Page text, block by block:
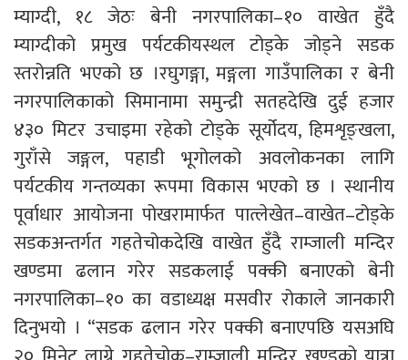
म्याग्दी, १८ जेठः बेनी नगरपालिका–१० वाखेत हुँदै
म्याग्दीको प्रमुख पर्यटकीयस्थल टोड्के जोड्ने सडक
स्तरोन्नति भएको छ ।रघुगङ्गा, मङ्गला गाउँपालिका र बेनी
नगरपालिकाको सिमानामा समुन्द्री सतहदेखि दुई हजार
४३० मिटर उचाइमा रहेको टोड्के सूर्योदय, हिमशृङ्खला,
गुराँसे जङ्गल, पहाडी भूगोलको अवलोकनका लागि
पर्यटकीय गन्तव्यका रूपमा विकास भएको छ । स्थानीय
पूर्वाधार आयोजना पोखरामार्फत पात्लेखेत–वाखेत–टोड्के
सडकअन्तर्गत गहतेचोकदेखि वाखेत हुँदै राम्जाली मन्दिर
खण्डमा ढलान गरेर सडकलाई पक्की बनाएको बेनी
नगरपालिका–१० का वडाध्यक्ष मसवीर रोकाले जानकारी
दिनुभयो । “सडक ढलान गरेर पक्की बनाएपछि यसअघि